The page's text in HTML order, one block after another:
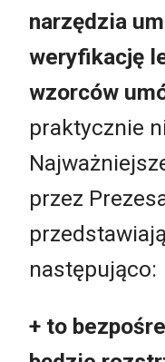
narzędzia
weryfikację
wzorców
praktycznie
przez
następująco:
+ to